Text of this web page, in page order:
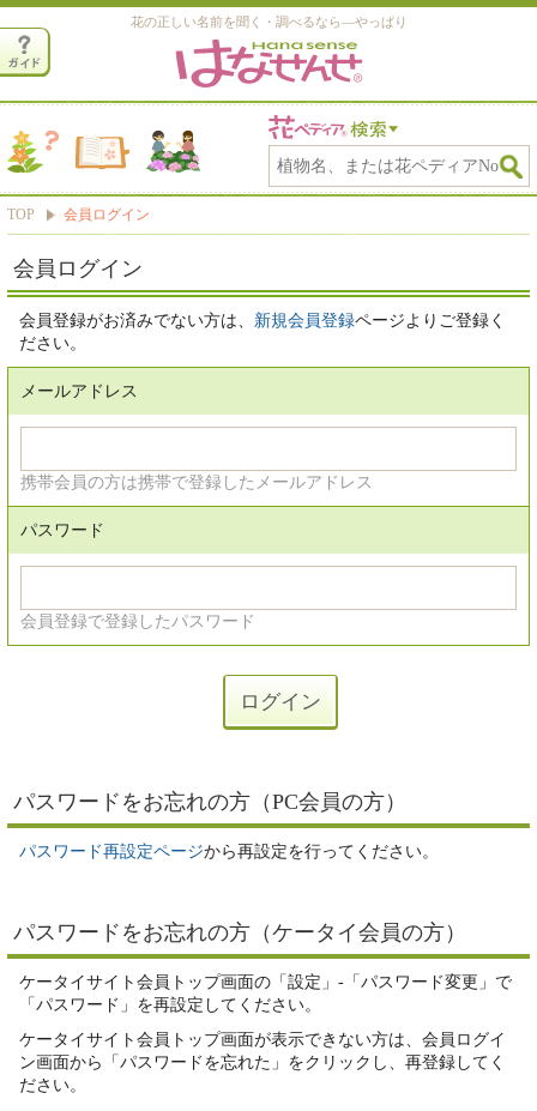
花の正しい名前を聞く・調べるなら―やっぱり
TOP 会員ログイン
会員ログイン
会員登録がお済みでない方は、 新規会員登録ページよりご登録く
ださい。
メールアドレス
携帯会員の方は携帯で登録したメールアドレス
パスワード
会員登録で登録したパスワード
パスワードをお忘れの方（PC会員の方）
パスワード再設定ページから再設定を行ってください。
パスワードをお忘れの方（ケータイ会員の方）
ケータイサイト会員トップ画面の「設定」-「パスワード変更」で
「パスワード」を再設定してください。
ケータイサイト会員トップ画面が表示できない方は、会員ログイ
ン画面から「パスワードを忘れた」をクリックし、再登録してく
ださい。